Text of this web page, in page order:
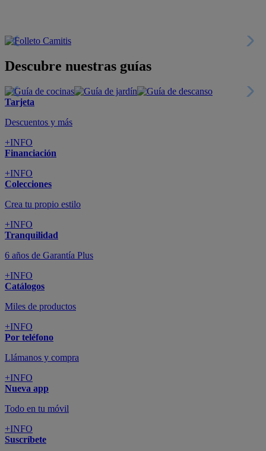
Descubre nuestras guías
Tarjeta
Descuentos y más
+INFO
Financiación
+INFO
Colecciones
Crea tu propio estilo
+INFO
Tranquilidad
6 años de Garantía Plus
+INFO
Catálogos
Miles de productos
+INFO
Por teléfono
Llámanos y compra
+INFO
Nueva app
Todo en tu móvil
+INFO
Suscríbete